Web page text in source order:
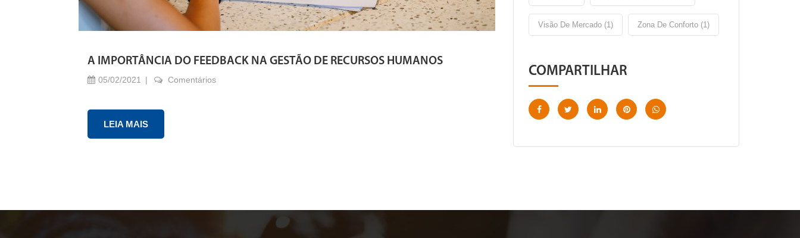
A IMPORTÂNCIA DO FEEDBACK NA GESTÃO DE RECURSOS HUMANOS
05/02/2021 Comentários
LEIA MAIS
Visão De Mercado (1) Zona De Conforto (1)
COMPARTILHAR